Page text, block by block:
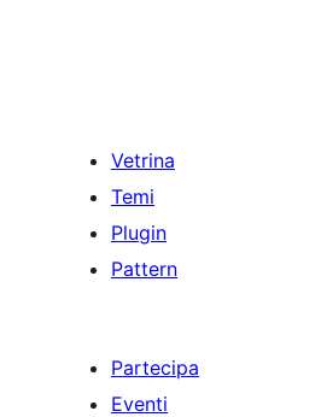
Vetrina
Temi
Plugin
Pattern
Partecipa
Eventi